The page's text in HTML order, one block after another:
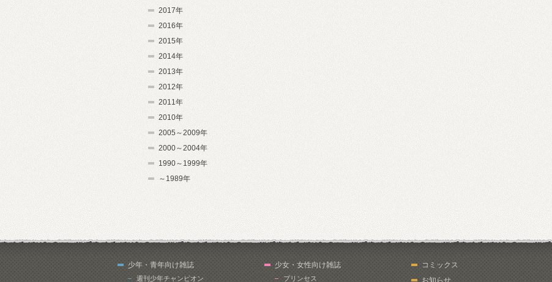
2017年
2016年
2015年
2014年
2013年
2012年
2011年
2010年
2005～2009年
2000～2004年
1990～1999年
～1989年
少年・青年向け雑誌
週刊少年チャンピオン
少女・女性向け雑誌
プリンセス
コミックス
お知らせ